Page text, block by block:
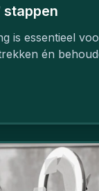
is essentieel
én behouden. Er
morgen. Hoe